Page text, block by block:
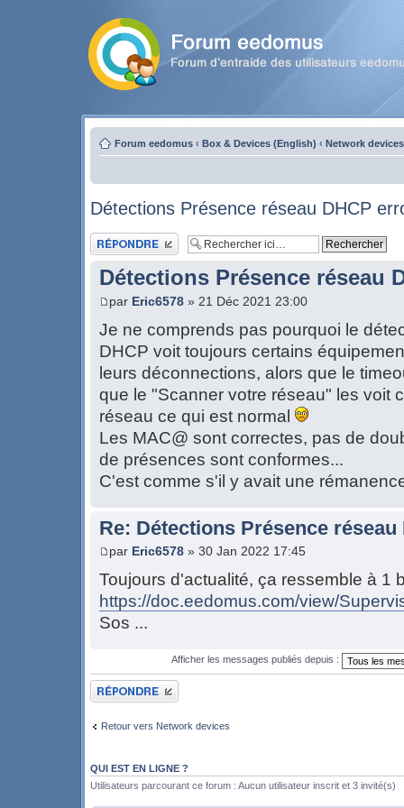
Forum eedomus ‹ Box & Devices (English) ‹ Network devices
Détections Présence réseau DHCP
Publier une réponse
Détections Présence réseau
par Eric6578 » 21 Déc 2021 23:00
Je ne comprends pas pourquoi le
DHCP voit toujours certains
leurs déconnections, alors que le
que le "Scanner votre réseau" les voit
réseau ce qui est normal
Les MAC@ sont correctes, pas de
de présences sont conformes...
C'est comme s'il y avait une
Re: Détections Présence réseau
par Eric6578 » 30 Jan 2022 17:45
Toujours d'actualité, ça ressemble à 1
https://doc.eedomus.com/view/
Sos ...
Afficher les messages publiés depuis :
Publier une réponse
Retour vers Network devices
QUI EST EN LIGNE ?
Utilisateurs parcourant ce forum : Aucun utilisateur inscrit et 3 invité(s)